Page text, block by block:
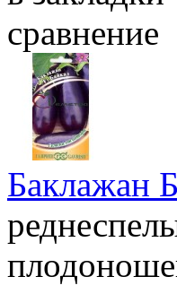
сравнение
Баклажан